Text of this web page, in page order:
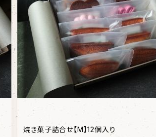
焼き菓子詰合せ【M】12個入り